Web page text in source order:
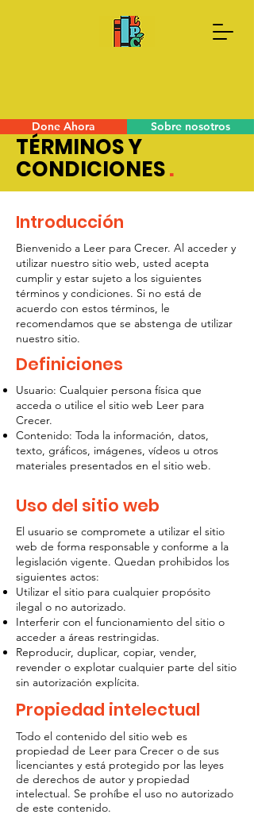
Done Ahora Sobre nosotros
TÉRMINOS Y
CONDICIONES.
Introducción
Bienvenido a Leer para Crecer. Al acceder y
utilizar nuestro sitio web, usted acepta
cumplir y estar sujeto a los siguientes
términos y condiciones. Si no está de
acuerdo con estos términos, le
recomendamos que se abstenga de utilizar
nuestro sitio.
Definiciones
Usuario: Cualquier persona física que
acceda o utilice el sitio web Leer para
Crecer.
Contenido: Toda la información, datos,
texto, gráficos, imágenes, vídeos u otros
materiales presentados en el sitio web.
Uso del sitio web
El usuario se compromete a utilizar el sitio
web de forma responsable y conforme a la
legislación vigente. Quedan prohibidos los
siguientes actos:
Utilizar el sitio para cualquier propósito
ilegal o no autorizado.
Interferir con el funcionamiento del sitio o
acceder a áreas restringidas.
Reproducir, duplicar, copiar, vender,
revender o explotar cualquier parte del sitio
sin autorización explícita.
Propiedad intelectual
Todo el contenido del sitio web es
propiedad de Leer para Crecer o de sus
licenciantes y está protegido por las leyes
de derechos de autor y propiedad
intelectual. Se prohíbe el uso no autorizado
de este contenido.